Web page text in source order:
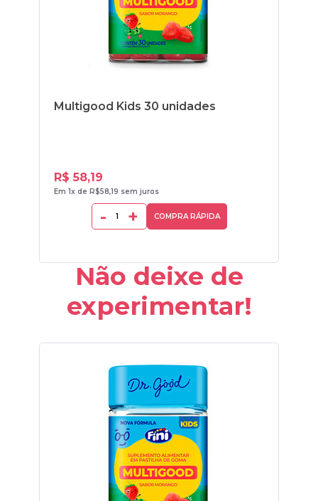
Multigood Kids 30 unidades
R$ 58,19
Em 1x de R$58,19 sem juros
- + COMPRA RÁPIDA
Não deixe de
experimentar!